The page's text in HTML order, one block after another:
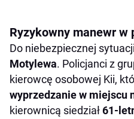
Ryzykowny manewr w
Do niebezpiecznej
Motylewa. Policjanci z
kierowcę osobowej Kii,
wyprzedzanie w miejscu
kierownicą siedział61-